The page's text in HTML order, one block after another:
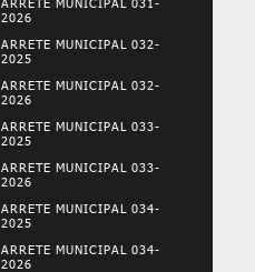
2026
ARRETE MUNICIPAL 032-
2025
ARRETE MUNICIPAL 032-
2026
ARRETE MUNICIPAL 033-
2025
ARRETE MUNICIPAL 033-
2026
ARRETE MUNICIPAL 034-
2025
ARRETE MUNICIPAL 034-
2026